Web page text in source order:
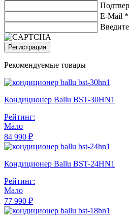
E-Mail *
Регистрация
Рекомендуемые товары
Кондиционер Ballu BST-30HN1
Рейтинг:
Мало
84 990 ₽
Кондиционер Ballu BST-24HN1
Рейтинг:
Мало
77 990 ₽